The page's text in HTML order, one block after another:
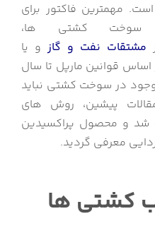
مهمترین فاکتور برای
سوخت کشتی ها،
مشتقات نفت و گازو یا
قوانین مارپل تا سال
موجود در سوخت کشتی نباید
در مقالات پیشین، روش های
شد و محصول پراکسیدین
معرفی گردید.
کشتی ها